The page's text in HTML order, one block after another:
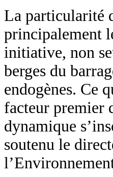
La particularité
principalement
initiative, non
berges du
endogènes. Ce
facteur premier
dynamique
soutenu le